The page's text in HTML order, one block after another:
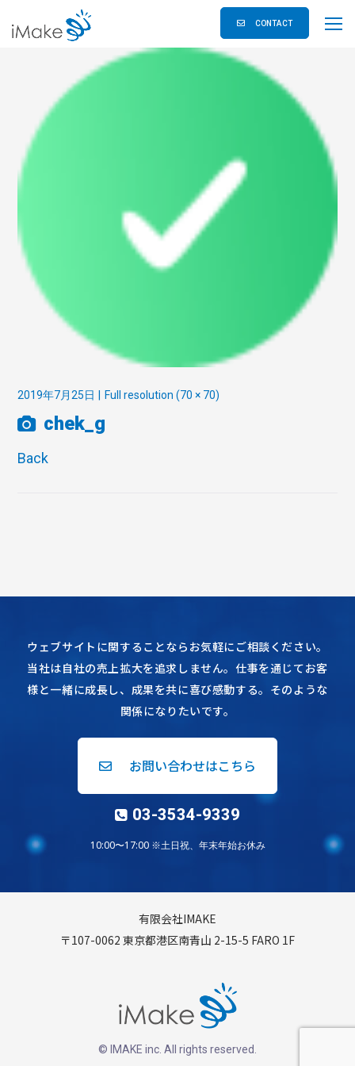
CONTACT
2019年7月25日 Full resolution (70 × 70)
chek_g
Back
ウェブサイトに関することならお気軽にご相談ください。
当社は自社の売上拡大を追求しません。仕事を通じてお客
様と一緒に成長し、成果を共に喜び感動する。そのような
関係になりたいです。
お問い合わせはこちら
03-3534-9339
10:00〜17:00 ※土日祝、年末年始お休み
有限会社IMAKE
〒107-0062 東京都港区南青山 2-15-5 FARO 1F
© IMAKE inc. All rights reserved.